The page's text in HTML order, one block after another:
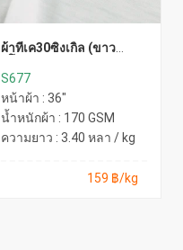
ผ้าทีเค30ซิงเกิ้ล (ขาว
S677
หน้าผ้า : 36"
น้ำหนักผ้า : 170 GSM
ความยาว : 3.40 หลา / kg
159 ฿/kg